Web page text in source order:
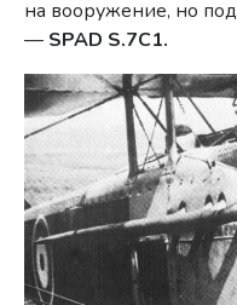
на вооружение, но
— SPAD S.7C1.